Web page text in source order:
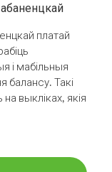
платай
і мабільныя
балансу. Такі
выкліках, якія